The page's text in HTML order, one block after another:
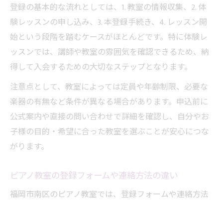
登録の基本的な流れとしては、1. 教室の情報収集、2. 体
験レッスンの申し込み、3. 本登録手続き、4. レッスン開
始という段階を踏むケースがほとんどです。特に体験レ
ッスンでは、講師や教室の雰囲気を確認できるため、納
得して入会するための大切なステップとなります。
注意点として、教室によっては定員や年齢制限、必要な
楽器の有無など条件が異なる場合があります。申込前に
公式案内や直接の問い合わせで詳細を確認し、自分やお
子様の目的・希望に合った教室を選ぶことが安心につな
がります。
ピアノ教室の登録フォームや連絡方法の違い
福岡市南区のピアノ教室では、登録フォームや連絡方法